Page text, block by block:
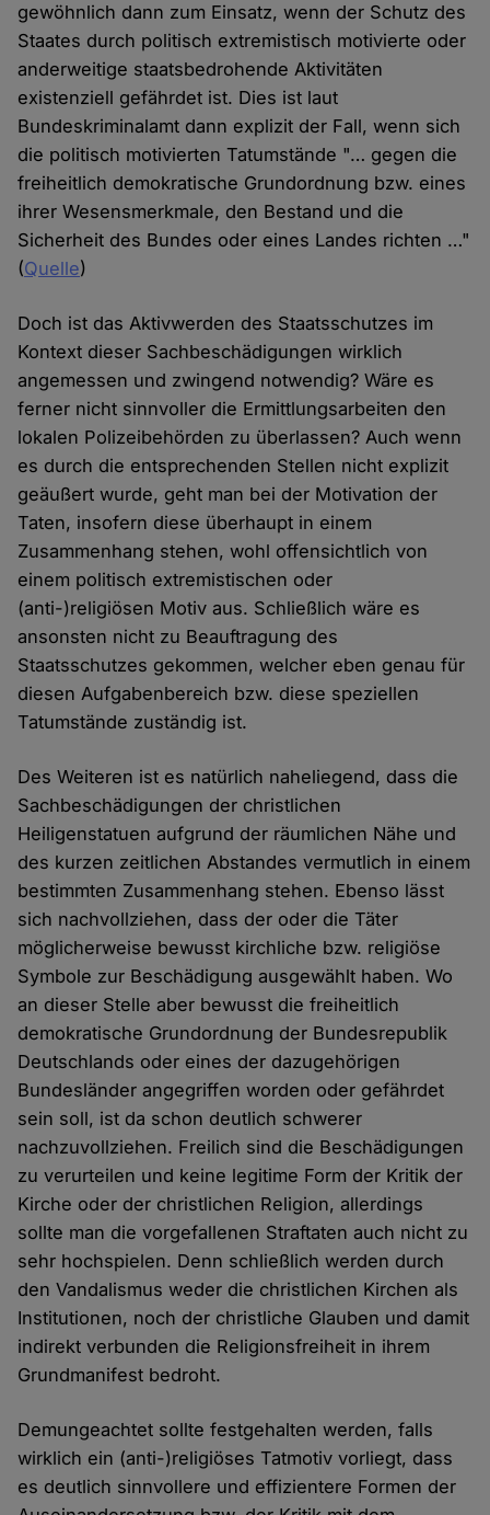
gewöhnlich dann zum Einsatz, wenn der Schutz des
Staates durch politisch extremistisch motivierte oder
anderweitige staatsbedrohende Aktivitäten
existenziell gefährdet ist. Dies ist laut
Bundeskriminalamt dann explizit der Fall, wenn sich
die politisch motivierten Tatumstände "… gegen die
freiheitlich demokratische Grundordnung bzw. eines
ihrer Wesensmerkmale, den Bestand und die
Sicherheit des Bundes oder eines Landes richten …"
(Quelle)
Doch ist das Aktivwerden des Staatsschutzes im
Kontext dieser Sachbeschädigungen wirklich
angemessen und zwingend notwendig? Wäre es
ferner nicht sinnvoller die Ermittlungsarbeiten den
lokalen Polizeibehörden zu überlassen? Auch wenn
es durch die entsprechenden Stellen nicht explizit
geäußert wurde, geht man bei der Motivation der
Taten, insofern diese überhaupt in einem
Zusammenhang stehen, wohl offensichtlich von
einem politisch extremistischen oder
(anti-)religiösen Motiv aus. Schließlich wäre es
ansonsten nicht zu Beauftragung des
Staatsschutzes gekommen, welcher eben genau für
diesen Aufgabenbereich bzw. diese speziellen
Tatumstände zuständig ist.
Des Weiteren ist es natürlich naheliegend, dass die
Sachbeschädigungen der christlichen
Heiligenstatuen aufgrund der räumlichen Nähe und
des kurzen zeitlichen Abstandes vermutlich in einem
bestimmten Zusammenhang stehen. Ebenso lässt
sich nachvollziehen, dass der oder die Täter
möglicherweise bewusst kirchliche bzw. religiöse
Symbole zur Beschädigung ausgewählt haben. Wo
an dieser Stelle aber bewusst die freiheitlich
demokratische Grundordnung der Bundesrepublik
Deutschlands oder eines der dazugehörigen
Bundesländer angegriffen worden oder gefährdet
sein soll, ist da schon deutlich schwerer
nachzuvollziehen. Freilich sind die Beschädigungen
zu verurteilen und keine legitime Form der Kritik der
Kirche oder der christlichen Religion, allerdings
sollte man die vorgefallenen Straftaten auch nicht zu
sehr hochspielen. Denn schließlich werden durch
den Vandalismus weder die christlichen Kirchen als
Institutionen, noch der christliche Glauben und damit
indirekt verbunden die Religionsfreiheit in ihrem
Grundmanifest bedroht.
Demungeachtet sollte festgehalten werden, falls
wirklich ein (anti-)religiöses Tatmotiv vorliegt, dass
es deutlich sinnvollere und effizientere Formen der